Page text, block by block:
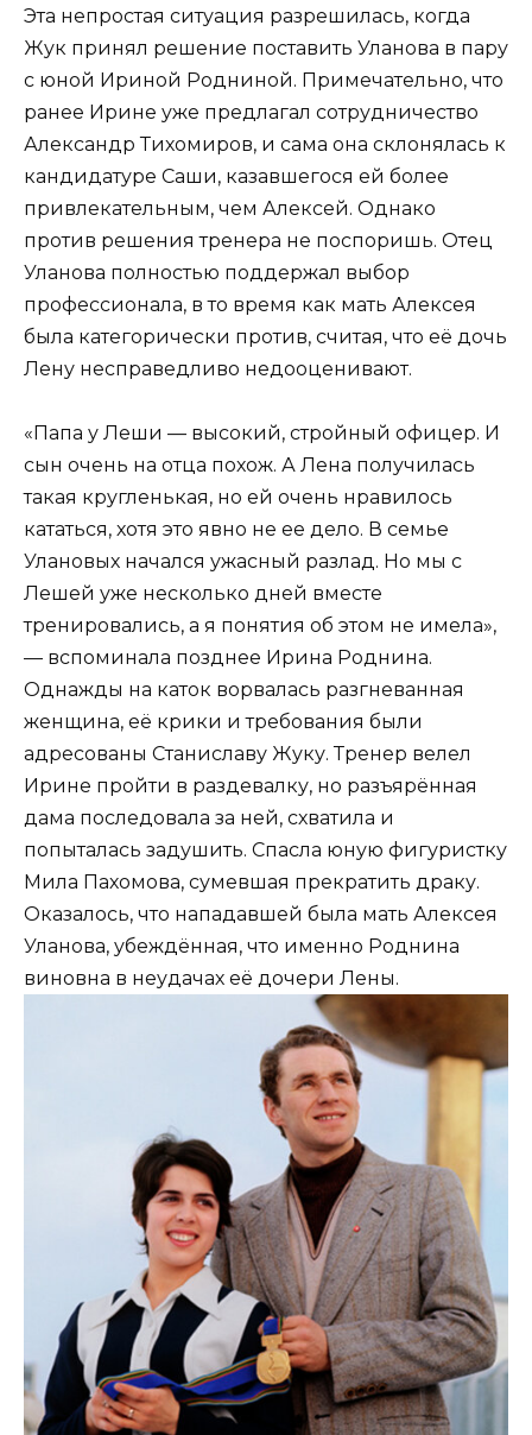
Эта непростая ситуация разрешилась, когда
Жук принял решение поставить Уланова в пару
с юной Ириной Родниной. Примечательно, что
ранее Ирине уже предлагал сотрудничество
Александр Тихомиров, и сама она склонялась к
кандидатуре Саши, казавшегося ей более
привлекательным, чем Алексей. Однако
против решения тренера не поспоришь. Отец
Уланова полностью поддержал выбор
профессионала, в то время как мать Алексея
была категорически против, считая, что её дочь
Лену несправедливо недооценивают.
«Папа у Леши — высокий, стройный офицер. И
сын очень на отца похож. А Лена получилась
такая кругленькая, но ей очень нравилось
кататься, хотя это явно не ее дело. В семье
Улановых начался ужасный разлад. Но мы с
Лешей уже несколько дней вместе
тренировались, а я понятия об этом не имела»,
— вспоминала позднее Ирина Роднина.
Однажды на каток ворвалась разгневанная
женщина, её крики и требования были
адресованы Станиславу Жуку. Тренер велел
Ирине пройти в раздевалку, но разъярённая
дама последовала за ней, схватила и
попыталась задушить. Спасла юную фигуристку
Мила Пахомова, сумевшая прекратить драку.
Оказалось, что нападавшей была мать Алексея
Уланова, убеждённая, что именно Роднина
виновна в неудачах её дочери Лены.